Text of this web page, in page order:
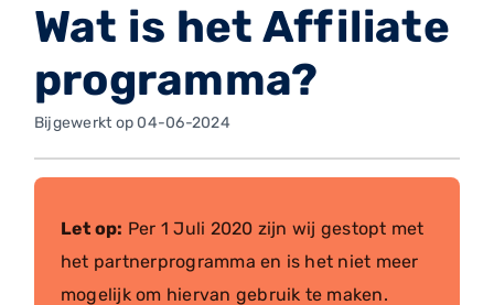
Wat is het Affiliate
programma?
Bijgewerkt op 04-06-2024
Let op: Per 1 Juli 2020 zijn wij gestopt met
het partnerprogramma en is het niet meer
mogelijk om hiervan gebruik te maken.